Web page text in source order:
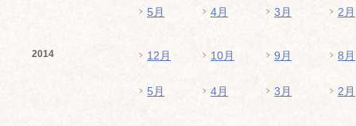
5月 4月 3月 2月
2014 12月 10月 9月 8月
5月 4月 3月 2月